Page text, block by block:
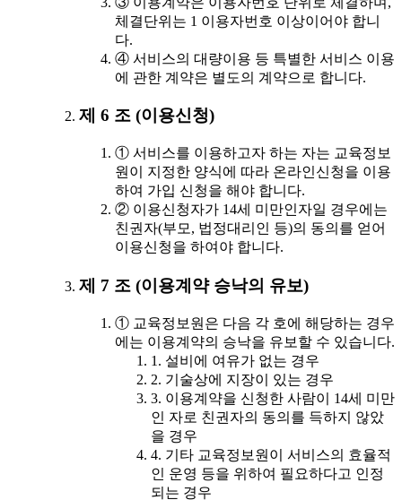
체결단위는 1 이용자번호 이상이어야 합니
다.
④ 서비스의 대량이용 등 특별한 서비스 이용
에 관한 계약은 별도의 계약으로 합니다.
제 6 조 (이용신청)
① 서비스를 이용하고자 하는 자는 교육정보
원이 지정한 양식에 따라 온라인신청을 이용
하여 가입 신청을 해야 합니다.
② 이용신청자가 14세 미만인자일 경우에는
친권자(부모, 법정대리인 등)의 동의를 얻어
이용신청을 하여야 합니다.
제 7 조 (이용계약 승낙의 유보)
① 교육정보원은 다음 각 호에 해당하는 경우
에는 이용계약의 승낙을 유보할 수 있습니다.
1. 설비에 여유가 없는 경우
2. 기술상에 지장이 있는 경우
3. 이용계약을 신청한 사람이 14세 미만
인 자로 친권자의 동의를 득하지 않았
을 경우
4. 기타 교육정보원이 서비스의 효율적
인 운영 등을 위하여 필요하다고 인정
되는 경우